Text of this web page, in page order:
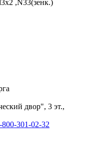
двор", 3 эт.,
800-301-02-32